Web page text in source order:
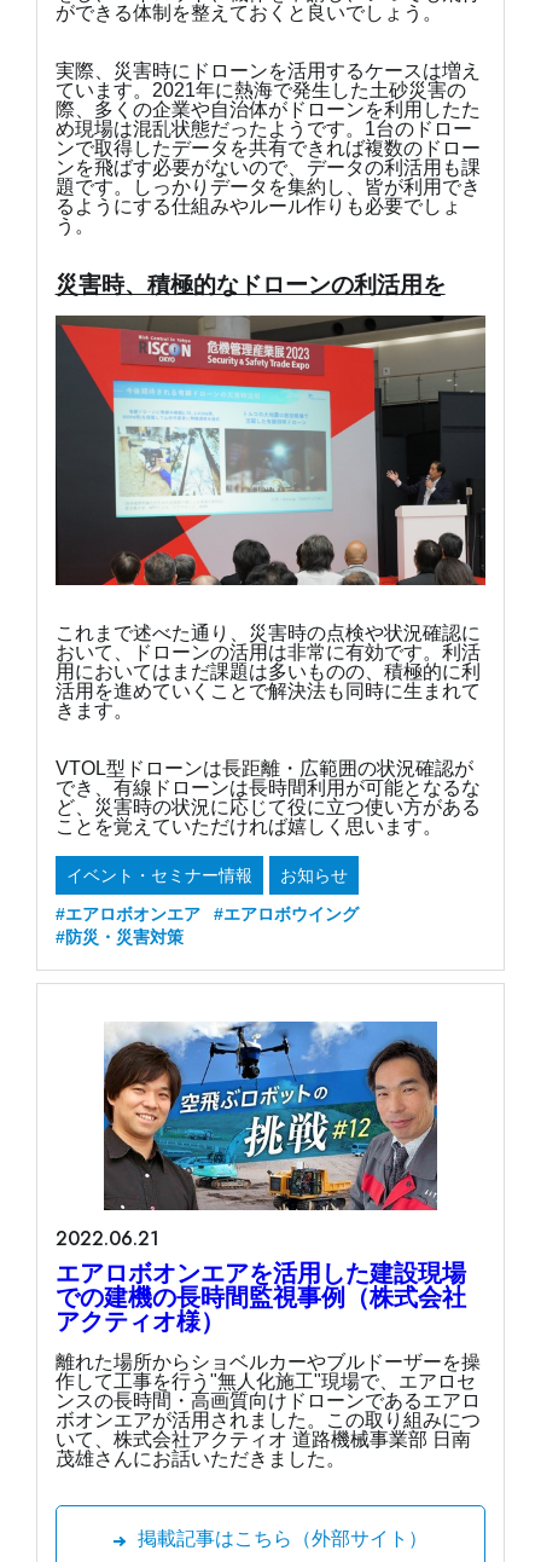
ができる体制を整えておくと良いでしょう。
実際、災害時にドローンを活用するケースは増え
ています。2021年に熱海で発生した土砂災害の
際、多くの企業や自治体がドローンを利用したた
め現場は混乱状態だったようです。1台のドロー
ンで取得したデータを共有できれば複数のドロー
ンを飛ばす必要がないので、データの利活用も課
題です。しっかりデータを集約し、皆が利用でき
るようにする仕組みやルール作りも必要でしょ
う。
災害時、積極的なドローンの利活用を
これまで述べた通り、災害時の点検や状況確認に
おいて、ドローンの活用は非常に有効です。利活
用においてはまだ課題は多いものの、積極的に利
活用を進めていくことで解決法も同時に生まれて
きます。
VTOL型ドローンは長距離・広範囲の状況確認が
でき、有線ドローンは長時間利用が可能となるな
ど、災害時の状況に応じて役に立つ使い方がある
ことを覚えていただければ嬉しく思います。
イベント・セミナー情報
お知らせ
#エアロボオンエア
#エアロボウイング
#防災・災害対策
2022.06.21
エアロボオンエアを活用した建設現場
での建機の長時間監視事例（株式会社
アクティオ様）
離れた場所からショベルカーやブルドーザーを操
作して工事を行う"無人化施工"現場で、エアロセ
ンスの長時間・高画質向けドローンであるエアロ
ボオンエアが活用されました。この取り組みにつ
いて、株式会社アクティオ 道路機械事業部 日南
茂雄さんにお話いただきました。
掲載記事はこちら（外部サイト）